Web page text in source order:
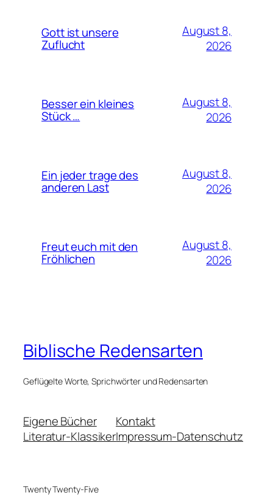
Gott ist unsere
Zuflucht
August 8,
2026
Besser ein kleines
Stück …
August 8,
2026
Ein jeder trage des
anderen Last
August 8,
2026
Freut euch mit den
Fröhlichen
August 8,
2026
Biblische Redensarten
Geflügelte Worte, Sprichwörter und Redensarten
Eigene Bücher
Literatur-Klassiker
Kontakt
Impressum-Datenschutz
Twenty Twenty-Five